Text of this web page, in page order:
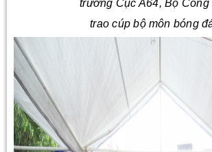
trưởng Cục A64, Bộ Công
trao cúp bộ môn bóng